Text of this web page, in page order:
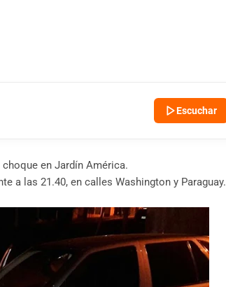
Escuchar
en Jardín América.
a las 21.40, en calles Washington y Paraguay.